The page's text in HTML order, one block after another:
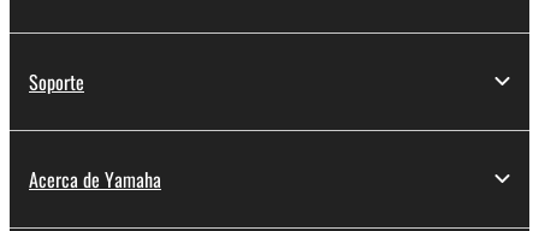
Soporte
Acerca de Yamaha